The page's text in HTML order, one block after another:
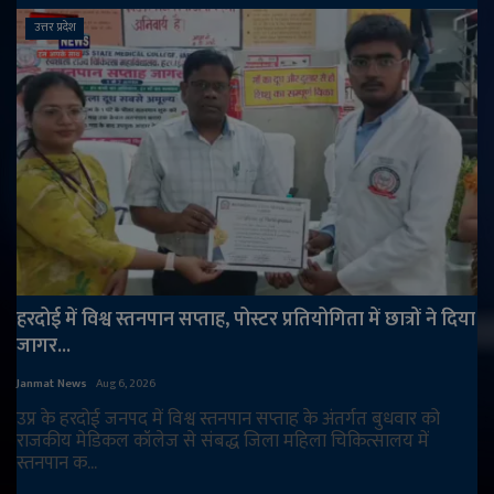
उत्तर प्रदेश
हरदोई में विश्व स्तनपान सप्ताह, पोस्टर प्रतियोगिता में छात्रों ने दिया
जागर...
Janmat News Aug 6, 2026
उप्र के हरदोई जनपद में विश्व स्तनपान सप्ताह के अंतर्गत बुधवार को
राजकीय मेडिकल कॉलेज से संबद्ध जिला महिला चिकित्सालय में
स्तनपान क...